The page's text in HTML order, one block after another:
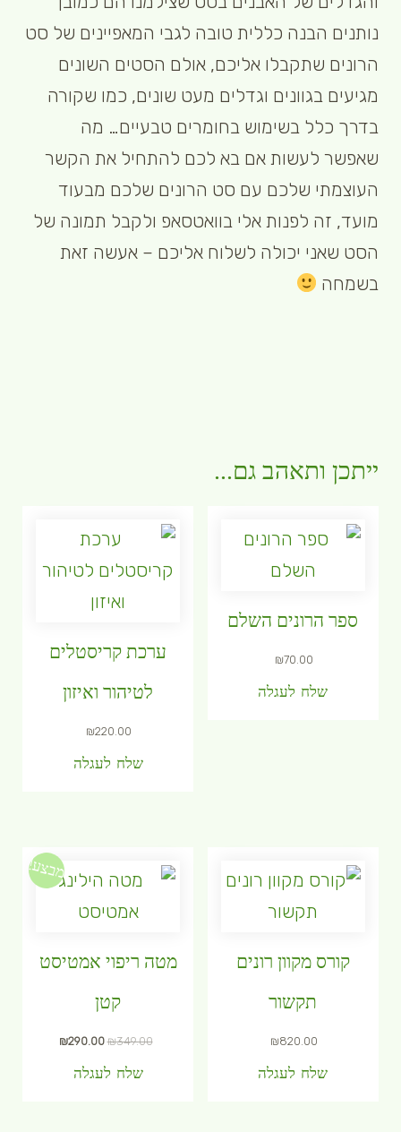
נותנים הבנה כללית טובה לגבי המאפיינים של סט
הרונים שתקבלו אליכם, אולם הסטים השונים
מגיעים בגוונים וגדלים מעט שונים, כמו שקורה
בדרך כלל בשימוש בחומרים טבעיים… מה
שאפשר לעשות אם בא לכם להתחיל את הקשר
העוצמתי שלכם עם סט הרונים שלכם מבעוד
מועד, זה לפנות אלי בוואטסאפ ולקבל תמונה של
הסט שאני יכולה לשלוח אליכם – אעשה זאת
בשמחה
ייתכן ותאהב גם...
ספר הרונים השלם
₪70.00
שלח לעגלה
ערכת קריסטלים
לטיהור ואיזון
₪220.00
שלח לעגלה
קורס מקוון רונים
תקשור
₪820.00
שלח לעגלה
מבצע!
מטה ריפוי אמטיסט
קטן
₪349.00
₪290.00
שלח לעגלה